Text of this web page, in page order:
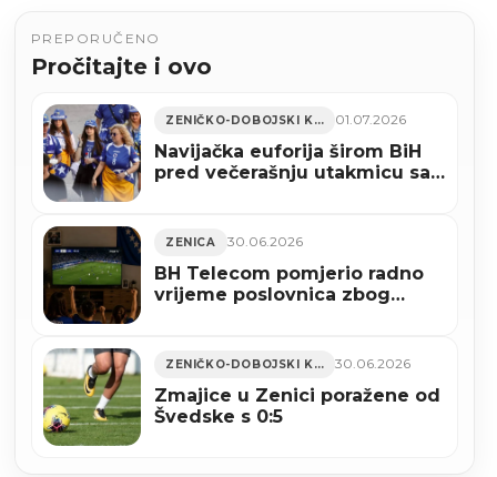
PREPORUČENO
Pročitajte i ovo
ZENIČKO-DOBOJSKI KANTON 01.07.2026
Navijačka euforija širom BiH
pred večerašnju utakmicu sa
ZENICA 30.06.2026
BH Telecom pomjerio radno
vrijeme poslovnica zbog
ZENIČKO-DOBOJSKI KANTON 30.06.2026
Zmajice u Zenici poražene od
Švedske s 0:5